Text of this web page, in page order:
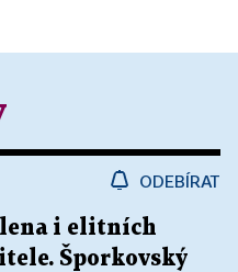
ODEBÍRAT
i elitních
Šporkovský